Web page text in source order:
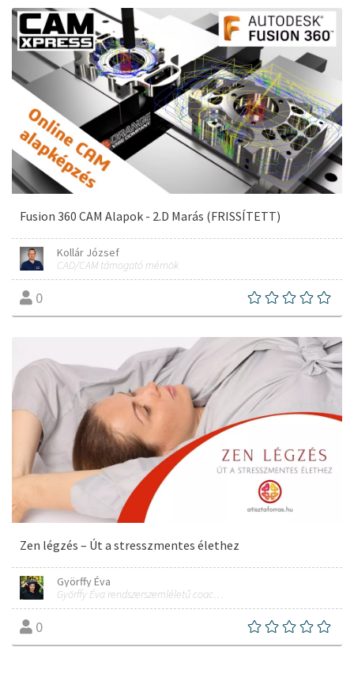
Fusion 360 CAM Alapok - 2.D Marás (FRISSÍTETT)
Kollár József
CAD/CAM támogató mérnök
0
Zen légzés – Út a stresszmentes élethez
Györffy Éva
Györffy Éva rendszerszemléletű coach, tréner, alternatív mozgás- és erdőterápiás szakember
0